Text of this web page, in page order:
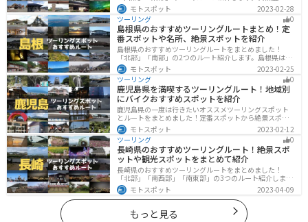
山と海、温泉が充実しており、美術館などもあるので、
自然を満喫するツーリングができます。バイクで富山県
にツーリングに行く際は参考にしてください。
モトスポット
2023-02-28
ツーリング
0
島根県のおすすめツーリングルートまとめ！定
番スポットや名所、絶景スポットを紹介
島根県のおすすめツーリングルートをまとめました！
「北部」「南部」の2つのルート紹介します。島根県は、
海と山が近く、1日で全然違う景色を堪能することができ
ます。バイクで島根県にツーリングに行く際は参考にし
てください。
モトスポット
2023-02-25
ツーリング
0
鹿児島県を満喫するツーリングルート！地域別
にバイクおすすめスポットを紹介
鹿児島県の一度は行きたいオススメツーリングスポット
とルートをまとめました！定番スポットから絶景スポッ
ト、温泉、山、海、グルメなど様々なジャンルで楽しめ
ます。バイクで鹿児島ツーリングに行こうと思っている
人は、参考にしてください。
モトスポット
2023-02-12
ツーリング
0
長崎県のおすすめツーリングルート！絶景スポ
ットや観光スポットをまとめて紹介
長崎県のおすすめツーリングルートをまとめました！
「北部」「南西部」「南東部」の3つのルート紹介しま
す。国際色豊かな街並みや世界遺産、絶景ポイントが数
多く存在し、様々な楽しみ方ができます。バイクで長崎
県にツーリングに行く際は参考にしてください。
モトスポット 2023-04-09
もっと見る